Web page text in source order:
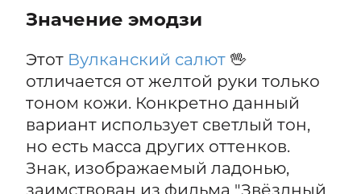
Значение эмодзи
Этот Вулканский салют🖖
отличается от желтой руки только
тоном кожи. Конкретно данный
вариант использует светлый тон,
но есть масса других оттенков.
Знак, изображаемый ладонью,
заимствован из фильма "Звёздный